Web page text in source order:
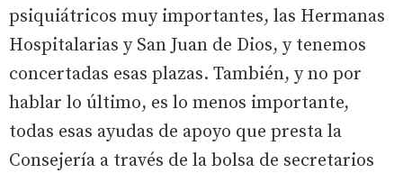
psiquiátricos muy importantes, las Hermanas
Hospitalarias y San Juan de Dios, y tenemos
concertadas esas plazas. También, y no por
hablar lo último, es lo menos importante,
todas esas ayudas de apoyo que presta la
Consejería a través de la bolsa de secretarios